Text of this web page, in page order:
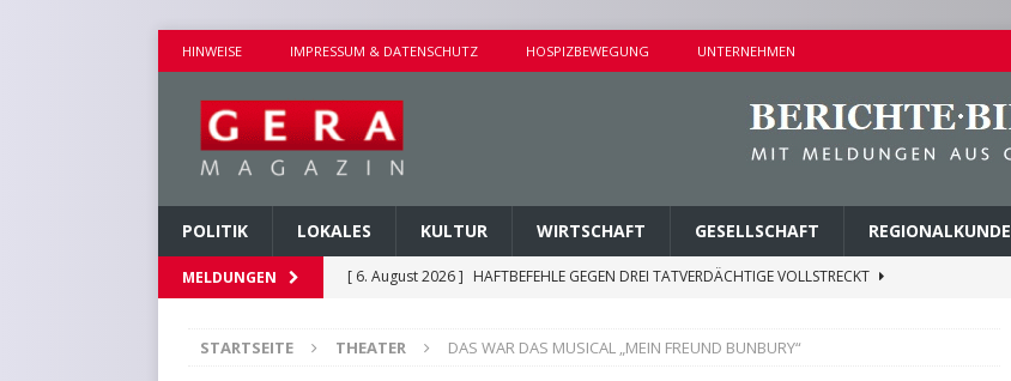
HINWEISE IMPRESSUM & DATENSCHUTZ HOSPIZBEWEGUNG UNTERNEHMEN
POLITIK LOKALES KULTUR WIRTSCHAFT GESELLSCHAFT REGIONALKUNDE
MELDUNGEN [ 6. August 2026 ] HAFTBEFEHLE GEGEN DREI TATVERDÄCHTIGE VOLLSTRECKT
[ 6. August 2026 ] WALDBRAND NAHE DER SCHIEFERGASSE
POLIZEIBERICHTE
STARTSEITE THEATER DAS WAR DAS MUSICAL „MEIN FREUND BUNBURY“